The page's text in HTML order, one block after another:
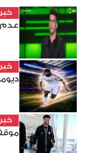
خبر
عدم
خبر
خبر